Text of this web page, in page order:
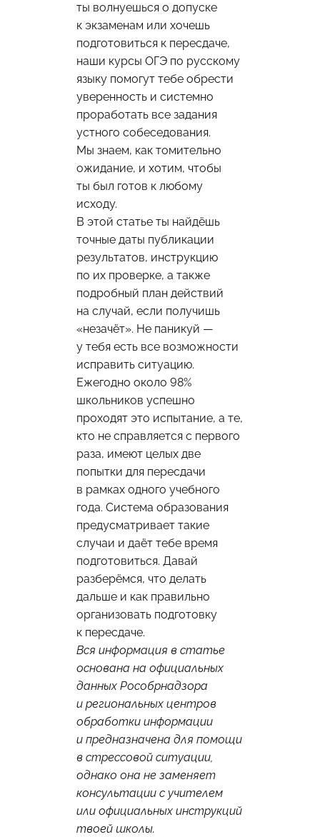
ты волнуешься о допуске
к экзаменам или хочешь
подготовиться к пересдаче,
наши курсы ОГЭ по русскому
языку помогут тебе обрести
уверенность и системно
проработать все задания
устного собеседования.
Мы знаем, как томительно
ожидание, и хотим, чтобы
ты был готов к любому
исходу.
В этой статье ты найдёшь
точные даты публикации
результатов, инструкцию
по их проверке, а также
подробный план действий
на случай, если получишь
«незачёт». Не паникуй —
у тебя есть все возможности
исправить ситуацию.
Ежегодно около 98%
школьников успешно
проходят это испытание, а те,
кто не справляется с первого
раза, имеют целых две
попытки для пересдачи
в рамках одного учебного
года. Система образования
предусматривает такие
случаи и даёт тебе время
подготовиться. Давай
разберёмся, что делать
дальше и как правильно
организовать подготовку
к пересдаче.
Вся информация в статье
основана на официальных
данных Рособрнадзора
и региональных центров
обработки информации
и предназначена для помощи
в стрессовой ситуации,
однако она не заменяет
консультации с учителем
или официальных инструкций
твоей школы.